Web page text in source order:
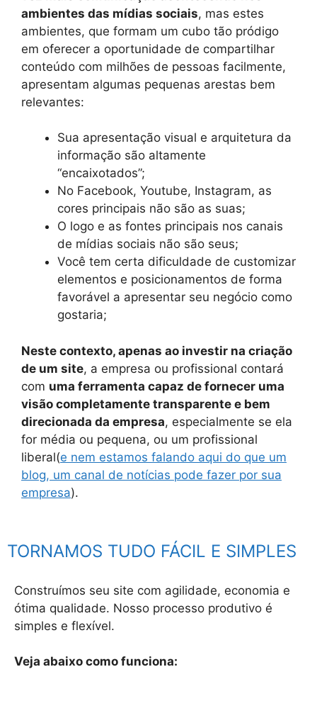
ambientes das mídias sociais, mas estes
ambientes, que formam um cubo tão pródigo
em oferecer a oportunidade de compartilhar
conteúdo com milhões de pessoas facilmente,
apresentam algumas pequenas arestas bem
relevantes:
Sua apresentação visual e arquitetura da
informação são altamente
“encaixotados”;
No Facebook, Youtube, Instagram, as
cores principais não são as suas;
O logo e as fontes principais nos canais
de mídias sociais não são seus;
Você tem certa dificuldade de customizar
elementos e posicionamentos de forma
favorável a apresentar seu negócio como
gostaria;
Neste contexto, apenas ao investir na criação
de um site, a empresa ou profissional contará
com uma ferramenta capaz de fornecer uma
visão completamente transparente e bem
direcionada da empresa, especialmente se ela
for média ou pequena, ou um profissional
liberal(e nem estamos falando aqui do que um
blog, um canal de notícias pode fazer por sua
empresa).
TORNAMOS TUDO FÁCIL E SIMPLES
Construímos seu site com agilidade, economia e
ótima qualidade. Nosso processo produtivo é
simples e flexível.
Veja abaixo como funciona: